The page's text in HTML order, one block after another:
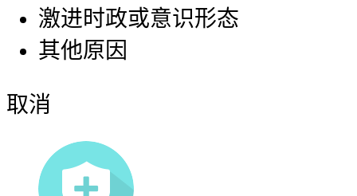
激进时政或意识形态
其他原因
取消